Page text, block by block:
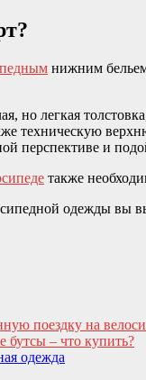
нижним бельем
но легкая
техническую
перспективе и
также
одежды вы
поездку на
бутсы – что купить?
одежда